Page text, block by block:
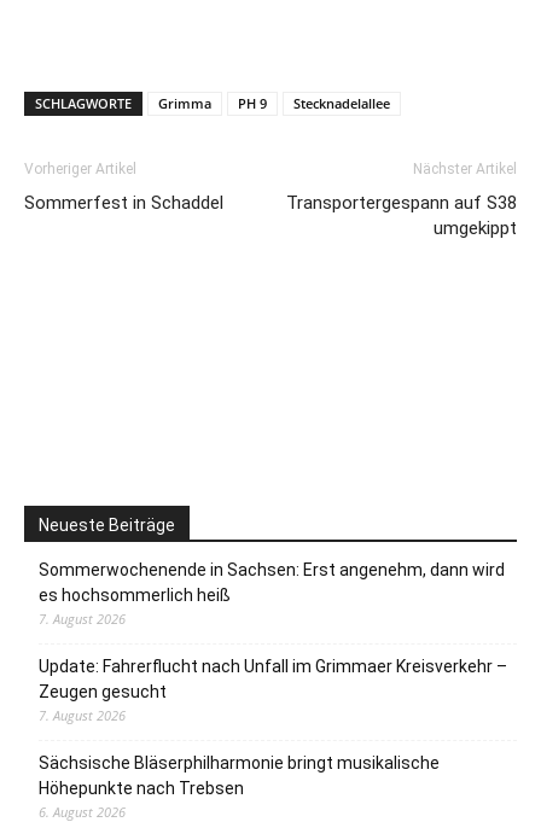
SCHLAGWORTE Grimma PH 9 Stecknadelallee
Vorheriger Artikel
Sommerfest in Schaddel
Nächster Artikel
Transportergespann auf S38
umgekippt
Neueste Beiträge
Sommerwochenende in Sachsen: Erst angenehm, dann wird
es hochsommerlich heiß
7. August 2026
Update: Fahrerflucht nach Unfall im Grimmaer Kreisverkehr –
Zeugen gesucht
7. August 2026
Sächsische Bläserphilharmonie bringt musikalische
Höhepunkte nach Trebsen
6. August 2026